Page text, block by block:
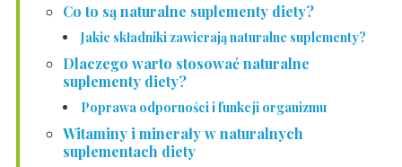
Co to są naturalne suplementy diety?
Jakie składniki zawierają naturalne suplementy?
Dlaczego warto stosować naturalne
suplementy diety?
Poprawa odporności i funkcji organizmu
Witaminy i minerały w naturalnych
suplementach diety